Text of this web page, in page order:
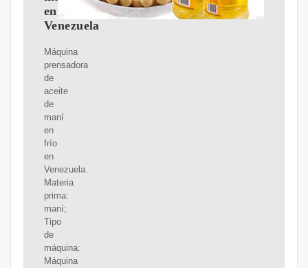
en
Venezuela
Máquina
prensadora
de
aceite
de
maní
en
frío
en
Venezuela.
Materia
prima:
maní;
Tipo
de
máquina:
Máquina